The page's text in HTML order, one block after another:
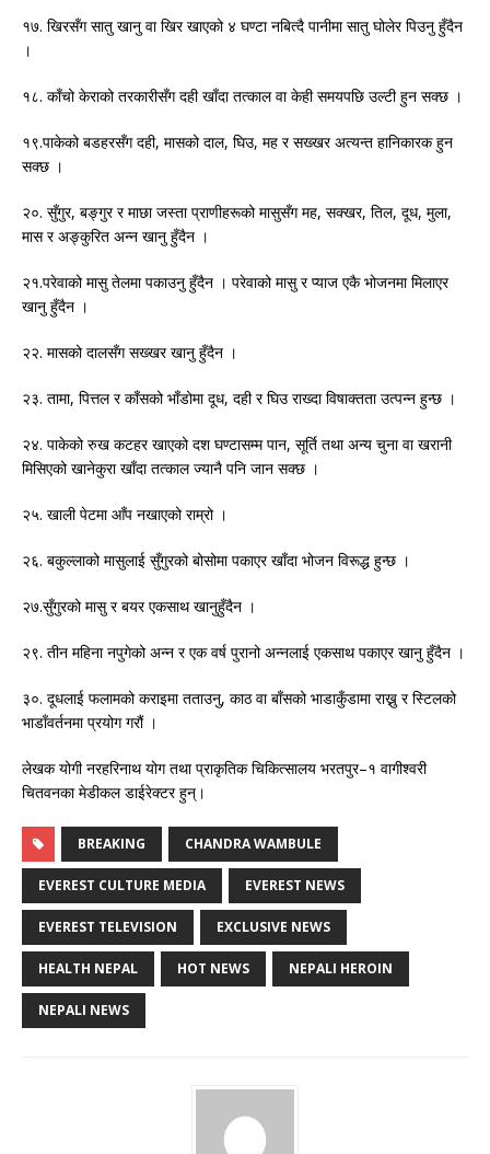
१७. खिरसँग सातु खानु वा खिर खाएको ४ घण्टा नबित्दै पानीमा सातु घोलेर पिउनु हुँदैन
।
१८. काँचो केराको तरकारीसँग दही खाँदा तत्काल वा केही समयपछि उल्टी हुन सक्छ ।
१९.पाकेको बडहरसँग दही, मासको दाल, घिउ, मह र सख्खर अत्यन्त हानिकारक हुन
सक्छ ।
२०. सुँगुर, बङ्गुर र माछा जस्ता प्राणीहरूको मासुसँग मह, सक्खर, तिल, दूध, मुला,
मास र अङ्कुरित अन्न खानु हुँदैन ।
२१.परेवाको मासु तेलमा पकाउनु हुँदैन । परेवाको मासु र प्याज एकै भोजनमा मिलाएर
खानु हुँदैन ।
२२. मासको दालसँग सख्खर खानु हुँदैन ।
२३. तामा, पित्तल र काँसको भाँडोमा दूध, दही र घिउ राख्दा विषाक्तता उत्पन्न हुन्छ ।
२४. पाकेको रुख कटहर खाएको दश घण्टासम्म पान, सूर्ति तथा अन्य चुना वा खरानी
मिसिएको खानेकुरा खाँदा तत्काल ज्यानै पनि जान सक्छ ।
२५. खाली पेटमा आँप नखाएको राम्रो ।
२६. बकुल्लाको मासुलाई सुँगुरको बोसोमा पकाएर खाँदा भोजन विरूद्ध हुन्छ ।
२७.सुँगुरको मासु र बयर एकसाथ खानुहुँदैन ।
२९. तीन महिना नपुगेको अन्न र एक वर्ष पुरानो अन्नलाई एकसाथ पकाएर खानु हुँदैन ।
३०. दूधलाई फलामको कराइमा तताउनु, काठ वा बाँसको भाडाकुँडामा राख्नु र स्टिलको
भाडाँवर्तनमा प्रयोग गरौं ।
लेखक योगी नरहरिनाथ योग तथा प्राकृतिक चिकित्सालय भरतपुर–१ वागीश्वरी
चितवनका मेडीकल डाईरेक्टर हुन्।
BREAKING CHANDRA WAMBULE
EVEREST CULTURE MEDIA EVEREST NEWS
EVEREST TELEVISION EXCLUSIVE NEWS
HEALTH NEPAL HOT NEWS NEPALI HEROIN
NEPALI NEWS